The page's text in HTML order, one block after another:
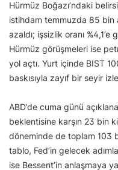
Hürmüz Boğazı’ndaki
istihdam temmuzda 85 bin
azaldı; işsizlik oranı
Hürmüz görüşmeleri ise
yol açtı. Yurt içinde BIST
baskısıyla zayıf bir seyir
ABD’de cuma günü
beklentisine karşın 23 bin
döneminde de toplam 103
tablo, Fed’in gelecek
ise Bessent’in anlaşmaya